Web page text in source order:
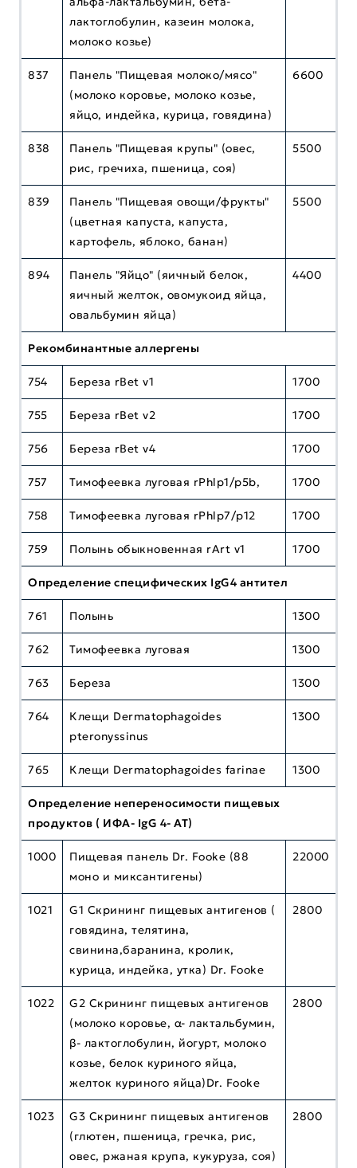
лактоглобулин, казеин молока,
молоко козье)
837
Панель "Пищевая молоко/мясо"
(молоко коровье, молоко козье,
яйцо, индейка, курица, говядина)
6600
838
Панель "Пищевая крупы" (овес,
рис, гречиха, пшеница, соя)
5500
839
Панель "Пищевая овощи/фрукты"
(цветная капуста, капуста,
картофель, яблоко, банан)
5500
894
Панель "Яйцо" (яичный белок,
яичный желток, овомукоид яйца,
овальбумин яйца)
4400
Рекомбинантные аллергены
754 Береза rBet v1 1700
755 Береза rBet v2 1700
756 Береза rBet v4 1700
757 Тимофеевка луговая rPhlp1/p5b, 1700
758 Тимофеевка луговая rPhlp7/p12 1700
759 Полынь обыкновенная rArt v1 1700
Определение специфических IgG4 антител
761 Полынь 1300
762 Тимофеевка луговая 1300
763 Береза 1300
764
Клещи Dermatophagoides
pteronyssinus
1300
765 Клещи Dermatophagoides farinae 1300
Определение непереносимости пищевых
продуктов ( ИФА- IgG 4- АТ)
1000
Пищевая панель Dr. Fooke (88
моно и миксантигены)
22000
1021
G1 Скрининг пищевых антигенов (
говядина, телятина,
свинина,баранина, кролик,
курица, индейка, утка) Dr. Fooke
2800
1022
G2 Скрининг пищевых антигенов
(молоко коровье, α- лактальбумин,
β- лактоглобулин, йогурт, молоко
козье, белок куриного яйца,
желток куриного яйца)Dr. Fooke
2800
1023
G3 Скрининг пищевых антигенов
(глютен, пшеница, гречка, рис,
овес, ржаная крупа, кукуруза, соя)
2800